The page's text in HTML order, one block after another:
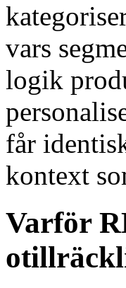
vars
logik
får
kontext
Varför